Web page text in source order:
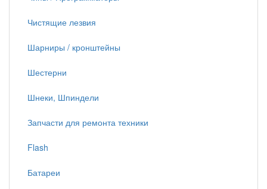
Чистящие лезвия
Шарниры / кронштейны
Шестерни
Шнеки, Шпиндели
Запчасти для ремонта техники
Flash
Батареи